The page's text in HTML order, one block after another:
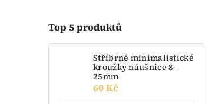
Top 5 produktů
Stříbrné minimalistické
kroužky náušnice 8-
25mm
60 Kč